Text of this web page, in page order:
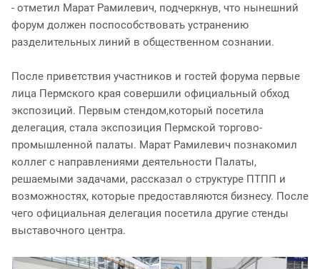
- отметил Марат Рамилевич, подчеркнув, что нынешний
форум должен поспособствовать устранению
разделительных линий в общественном сознании.
После приветствия участников и гостей форума первые
лица Пермского края совершили официальный обход
экспозиций. Первым стендом,который посетила
делегация, стала экспозиция Пермской торгово-
промышленной палаты. Марат Рамилевич познакомил
коллег с направлениями деятельности Палаты,
решаемыми задачами, рассказал о структуре ПТПП и
возможностях, которые предоставляются бизнесу. После
чего официальная делегация посетила другие стенды
выставочного центра.